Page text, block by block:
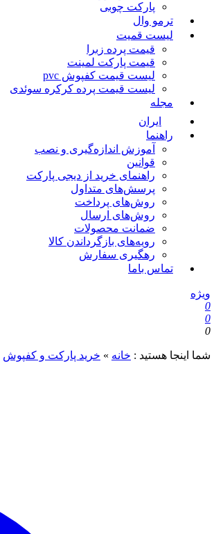
پارکت چوبی
ترمو وال
لیست قمیت
قیمت پرده زبرا
قیمت پارکت لمینت
لیست قیمت کفپوش pvc
لیست قیمت پرده کرکره سوئدی
مجله
ایران
راهنما
آموزش اندازه‌گیری و نصب
قوانین
راهنمای خرید از دیجی پارکت
پرسش‌های متداول
روش‌های پرداخت
روش‌های ارسال
ضمانت محصولات
رویه‌های بازگرداندن کالا
رهگیری سفارش
تماس باما
ویژه
0
0
0
شما اینجا هستید : خانه » خرید پارکت و کفپوش